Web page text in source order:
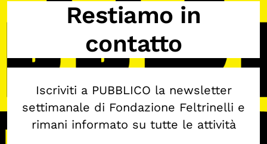
Attività per bambine e bambini
Master e Executive Program
Restiamo in
contatto
Iscriviti a PUBBLICO la newsletter
settimanale di Fondazione Feltrinelli e
rimani informato su tutte le attività